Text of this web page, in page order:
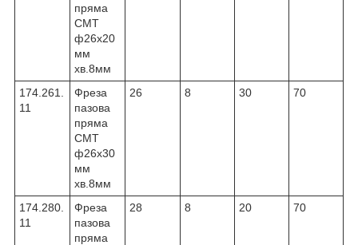
пряма
CMT
ф26х20
мм
хв.8мм
174.261.
11
Фреза
пазова
пряма
CMT
ф26х30
мм
хв.8мм
26 8 30 70
174.280.
11
Фреза
пазова
пряма
28 8 20 70